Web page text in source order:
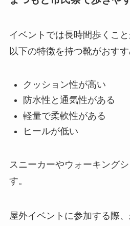
イベントでは長時間歩くこと
以下の特徴を持つ靴がおすす
クッション性が高い
防水性と通気性がある
軽量で柔軟性がある
ヒールが低い
スニーカーやウォーキング
す。
屋外イベントに参加する際